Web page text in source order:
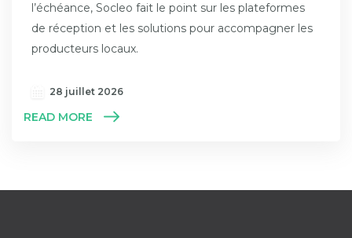
l’échéance, Socleo fait le point sur les plateformes
de réception et les solutions pour accompagner les
producteurs locaux.
28 juillet 2026
READ MORE